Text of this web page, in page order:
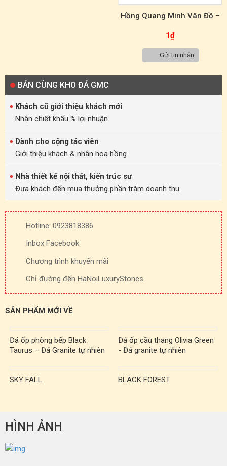
Hồng Quang Minh Vân Đồ –
TST00043
1₫
Gửi tin nhắn
BÁN CÙNG KHO ĐÁ GMC
Khách cũ giới thiệu khách mới
Nhận chiết khấu % lợi nhuận
Dành cho cộng tác viên
Giới thiệu khách & nhận hoa hồng
Nhà thiết kế nội thất, kiến trúc sư
Đưa khách đến mua thưởng phần trăm doanh thu
Hotline: 0923818386
Inbox Facebook
Chương trình khuyến mãi
Chỉ đường đến HaNoiLuxuryStones
SẢN PHẨM MỚI VỀ
Đá ốp phòng bếp Black
Taurus – Đá Granite tự nhiên
Đá ốp cầu thang Olivia Green
- Đá granite tự nhiên
SKY FALL BLACK FOREST
HÌNH ẢNH